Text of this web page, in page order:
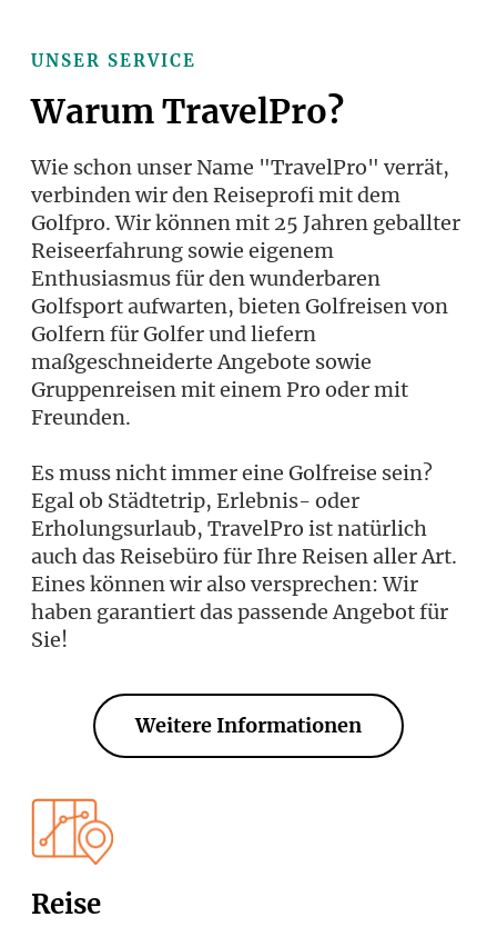
UNSER SERVICE
Warum TravelPro?
Wie schon unser Name "TravelPro" verrät,
verbinden wir den Reiseprofi mit dem
Golfpro. Wir können mit 25 Jahren geballter
Reiseerfahrung sowie eigenem
Enthusiasmus für den wunderbaren
Golfsport aufwarten, bieten Golfreisen von
Golfern für Golfer und liefern
maßgeschneiderte Angebote sowie
Gruppenreisen mit einem Pro oder mit
Freunden.
Es muss nicht immer eine Golfreise sein?
Egal ob Städtetrip, Erlebnis- oder
Erholungsurlaub, TravelPro ist natürlich
auch das Reisebüro für Ihre Reisen aller Art.
Eines können wir also versprechen: Wir
haben garantiert das passende Angebot für
Sie!
Weitere Informationen
Reise